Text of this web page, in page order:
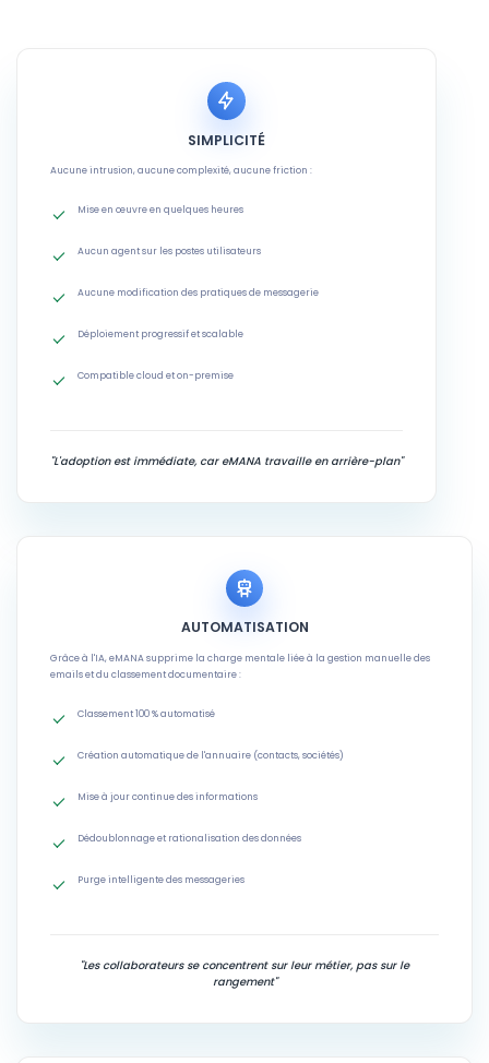
SIMPLICITÉ
Aucune intrusion, aucune complexité, aucune friction :
Mise en œuvre en quelques heures
Aucun agent sur les postes utilisateurs
Aucune modification des pratiques de messagerie
Déploiement progressif et scalable
Compatible cloud et on-premise
"L'adoption est immédiate, car eMANA travaille en arrière-plan"
AUTOMATISATION
Grâce à l'IA, eMANA supprime la charge mentale liée à la gestion manuelle des
emails et du classement documentaire :
Classement 100 % automatisé
Création automatique de l'annuaire (contacts, sociétés)
Mise à jour continue des informations
Dédoublonnage et rationalisation des données
Purge intelligente des messageries
"Les collaborateurs se concentrent sur leur métier, pas sur le
rangement"